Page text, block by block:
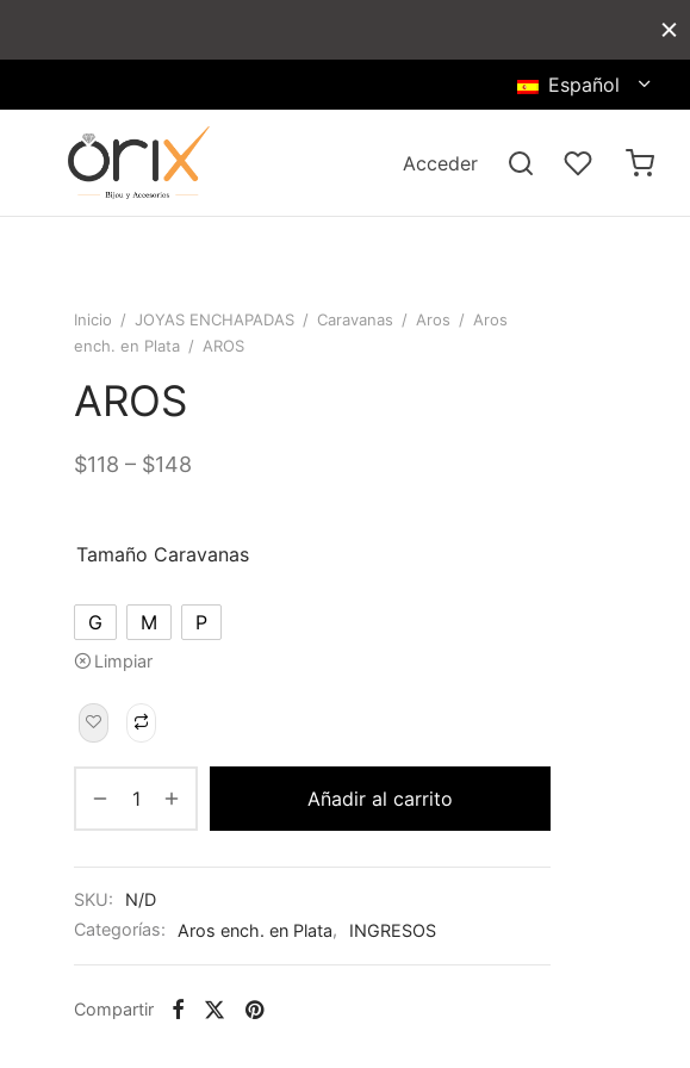
Español
Acceder
Inicio / JOYAS ENCHAPADAS / Caravanas / Aros / Aros
ench. en Plata / AROS
AROS
$118 – $148
Tamaño Caravanas
G M P
Limpiar
Añadir al carrito
SKU:
N/D
Categorías:
Aros ench. en Plata, INGRESOS
Compartir